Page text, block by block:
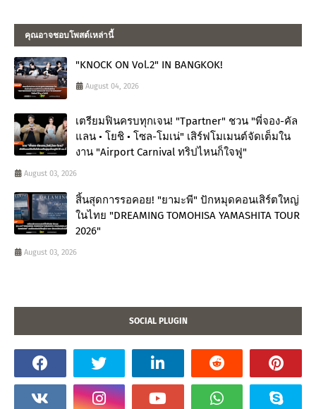
คุณอาจชอบโพสต์เหล่านี้
"KNOCK ON Vol.2" IN BANGKOK!
August 04, 2026
เตรียมฟินครบทุกเจน! "Tpartner" ชวน "พี่จอง-คัล
แลน • โยชิ • โซล-โมเน่" เสิร์ฟโมเมนต์จัดเต็มใน
งาน "Airport Carnival ทริปไหนก็ใจฟู"
August 03, 2026
สิ้นสุดการรอคอย! "ยามะพี" ปักหมุดคอนเสิร์ตใหญ่
ในไทย "DREAMING TOMOHISA YAMASHITA TOUR
2026"
August 03, 2026
SOCIAL PLUGIN